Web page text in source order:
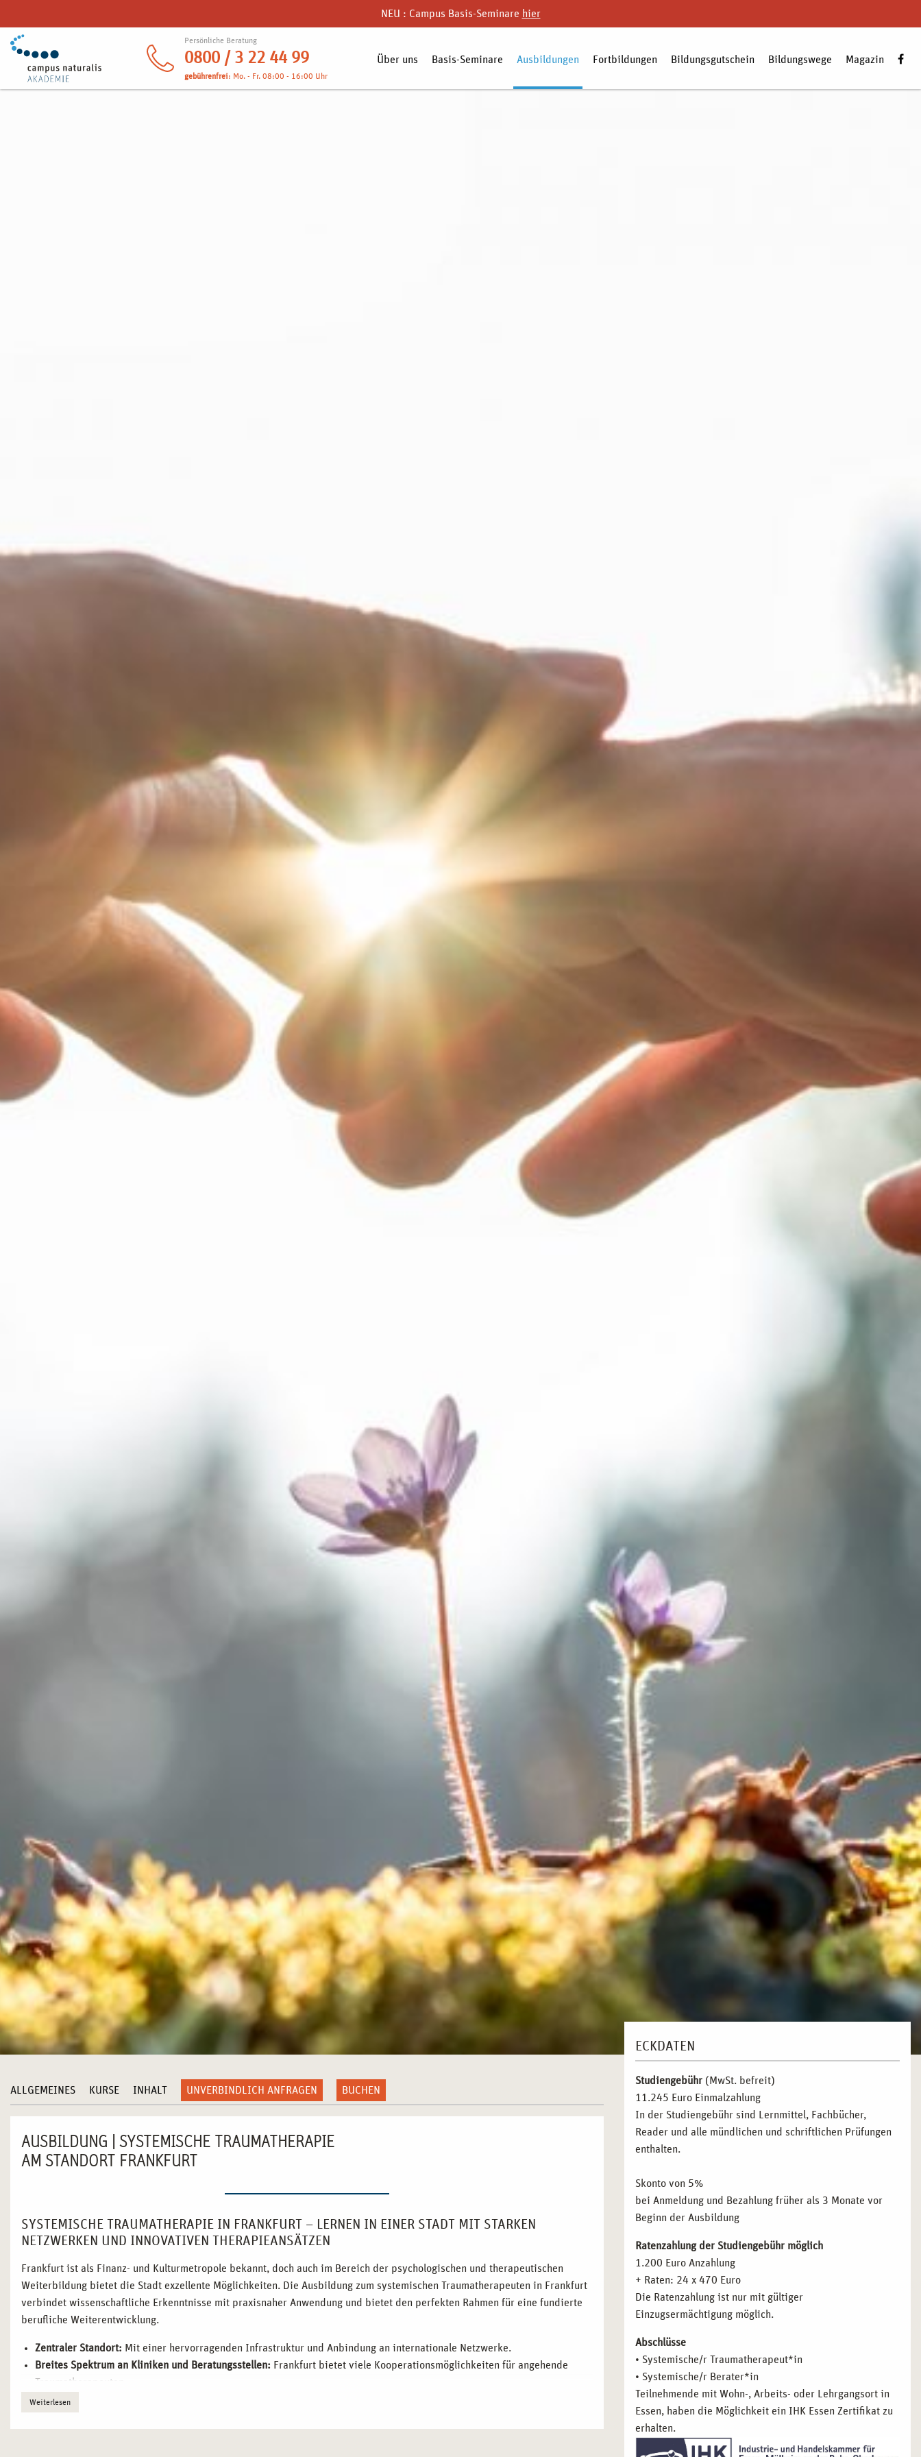
NEU : Campus Basis-Seminare hier
Persönliche Beratung
0800 / 3 22 44 99
gebührenfrei: Mo. - Fr. 08:00 - 16:00 Uhr
Über uns Basis-Seminare Ausbildungen Fortbildungen Bildungsgutschein Bildungswege Magazin
ALLGEMEINES KURSE INHALT UNVERBINDLICH ANFRAGEN BUCHEN
AUSBILDUNG | SYSTEMISCHE TRAUMATHERAPIE
AM STANDORT FRANKFURT
SYSTEMISCHE TRAUMATHERAPIE IN FRANKFURT – LERNEN IN EINER STADT MIT STARKEN
NETZWERKEN UND INNOVATIVEN THERAPIEANSÄTZEN
Frankfurt ist als Finanz- und Kulturmetropole bekannt, doch auch im Bereich der psychologischen und therapeutischen
Weiterbildung bietet die Stadt exzellente Möglichkeiten. Die Ausbildung zum systemischen Traumatherapeuten in Frankfurt
verbindet wissenschaftliche Erkenntnisse mit praxisnaher Anwendung und bietet den perfekten Rahmen für eine fundierte
berufliche Weiterentwicklung.
Zentraler Standort: Mit einer hervorragenden Infrastruktur und Anbindung an internationale Netzwerke.
Breites Spektrum an Kliniken und Beratungsstellen: Frankfurt bietet viele Kooperationsmöglichkeiten für angehende
Traumatherapeuten.
Interkulturelles Umfeld:
Weiterlesen
ECKDATEN
Studiengebühr (MwSt. befreit)
11.245 Euro Einmalzahlung
In der Studiengebühr sind Lernmittel, Fachbücher,
Reader und alle mündlichen und schriftlichen Prüfungen
enthalten.
Skonto von 5%
bei Anmeldung und Bezahlung früher als 3 Monate vor
Beginn der Ausbildung
Ratenzahlung der Studiengebühr möglich
1.200 Euro Anzahlung
+ Raten: 24 x 470 Euro
Die Ratenzahlung ist nur mit gültiger
Einzugsermächtigung möglich.
Abschlüsse
• Systemische/r Traumatherapeut*in
• Systemische/r Berater*in
Teilnehmende mit Wohn-, Arbeits- oder Lehrgangsort in
Essen, haben die Möglichkeit ein IHK Essen Zertifikat zu
erhalten.